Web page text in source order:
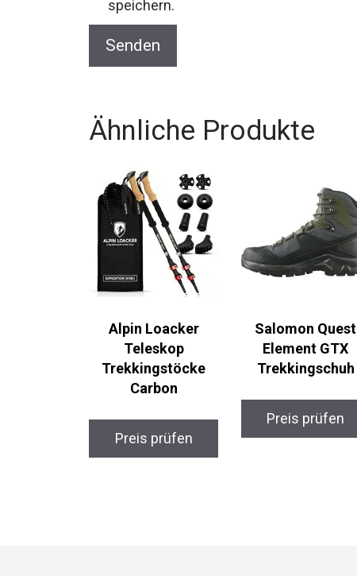
speichern.
Ähnliche Produkte
Alpin Loacker
Teleskop
Trekkingstöcke
Carbon
Preis prüfen
Salomon Quest
Element GTX
Trekkingschuh
Preis prüfen